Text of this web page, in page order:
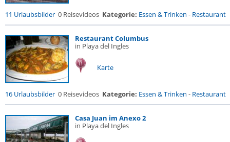
11 Urlaubsbilder 0 Reisevideos Kategorie: Essen & Trinken - Restaurant
Restaurant Columbus
in Playa del Ingles
Karte
16 Urlaubsbilder 0 Reisevideos Kategorie: Essen & Trinken - Restaurant
Casa Juan im Anexo 2
in Playa del Ingles